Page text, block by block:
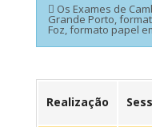
Os Exames de
Grande Porto,
Foz, formato papel
Realização